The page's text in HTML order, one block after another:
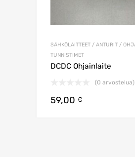
SÄHKÖLAITTEET / ANTURIT /
TUNNISTIMET
DCDC Ohjainlaite
(0 arvostelua)
59,00 €